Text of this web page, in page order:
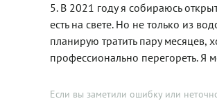
5. В 2021 году я собираюсь
есть на свете. Но не только из
планирую тратить пару месяцев,
профессионально перегореть. Я
Если вы заметили ошибку или